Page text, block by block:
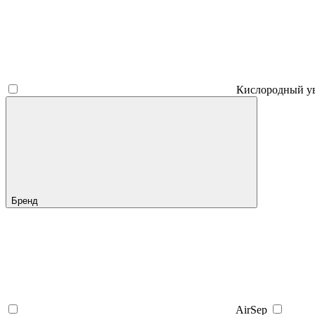
Кислородный
Бренд
AirSep